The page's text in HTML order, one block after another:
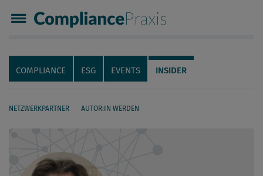
Compliance Praxis
Servicenavigation
Navigation
COMPLIANCE ESG EVENTS INSIDER
NETZWERKPARTNER AUTOR:IN WERDEN